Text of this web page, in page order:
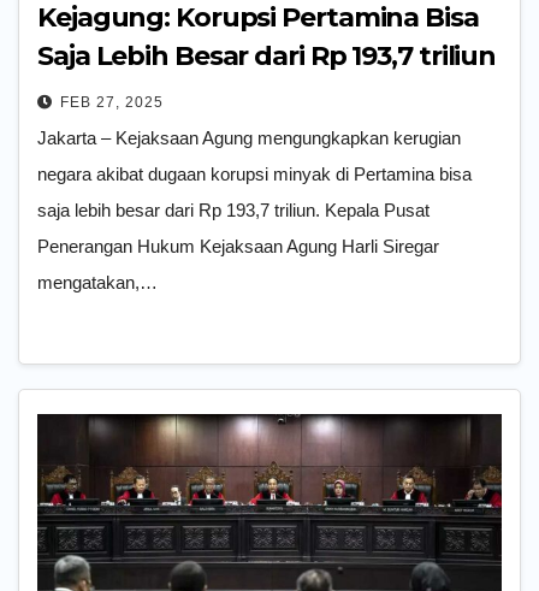
Kejagung: Korupsi Pertamina Bisa
Saja Lebih Besar dari Rp 193,7 triliun
FEB 27, 2025
Jakarta – Kejaksaan Agung mengungkapkan kerugian
negara akibat dugaan korupsi minyak di Pertamina bisa
saja lebih besar dari Rp 193,7 triliun. Kepala Pusat
Penerangan Hukum Kejaksaan Agung Harli Siregar
mengatakan,…